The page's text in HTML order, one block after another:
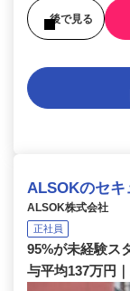
後で見る
ALSOKのセキ
ALSOK株式会社
正社員
95%が未経験ス
与平均137万円